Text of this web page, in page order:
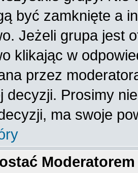
być zamknięte a
Jeżeli grupa jest
klikając w
przez
decyzji. Prosimy
ma swoje